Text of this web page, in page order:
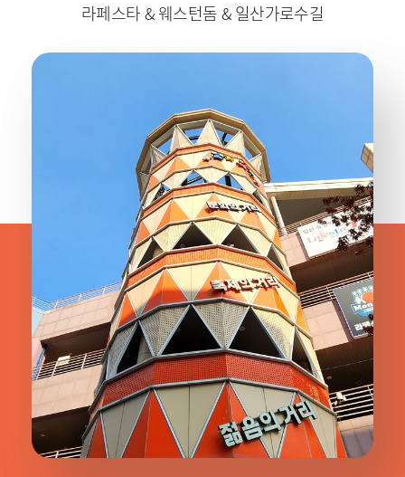
라페스타 & 웨스턴돔 & 일산가로수길